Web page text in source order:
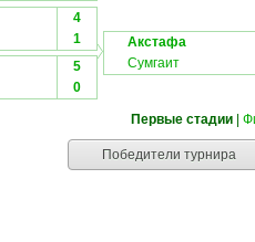
4
1
5
0
Акстафа
Сумгаит
Первые стадии
Победители турнира